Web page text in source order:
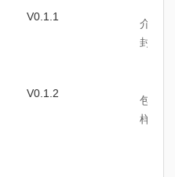
V0.1.1
介绍
封装
V0.1.2
包含
样例程